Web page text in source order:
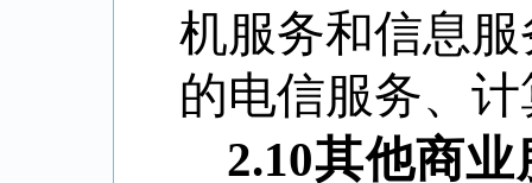
机服务和信息
的电信服务、
2.10其他商业